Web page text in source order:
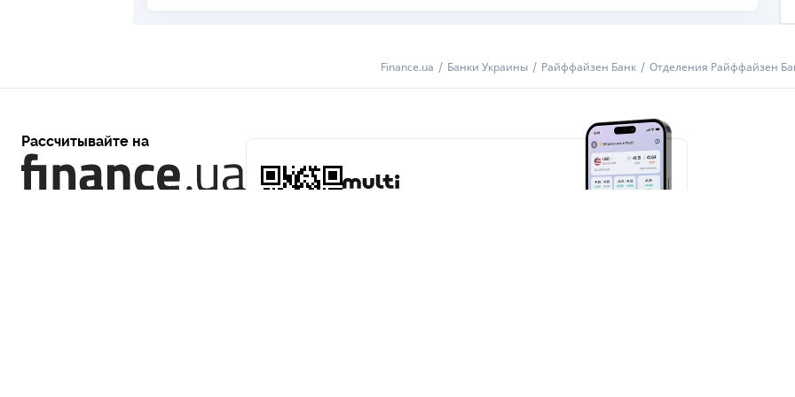
Finance.ua Банки Украины Райффайзен Банк Отделения Райффайзен
Рассчитывайте на